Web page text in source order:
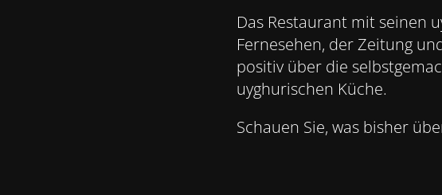
Das Restaurant mit seinen
Fernesehen, der Zeitung
positiv über die
uyghurischen Küche.
Schauen Sie, was bisher